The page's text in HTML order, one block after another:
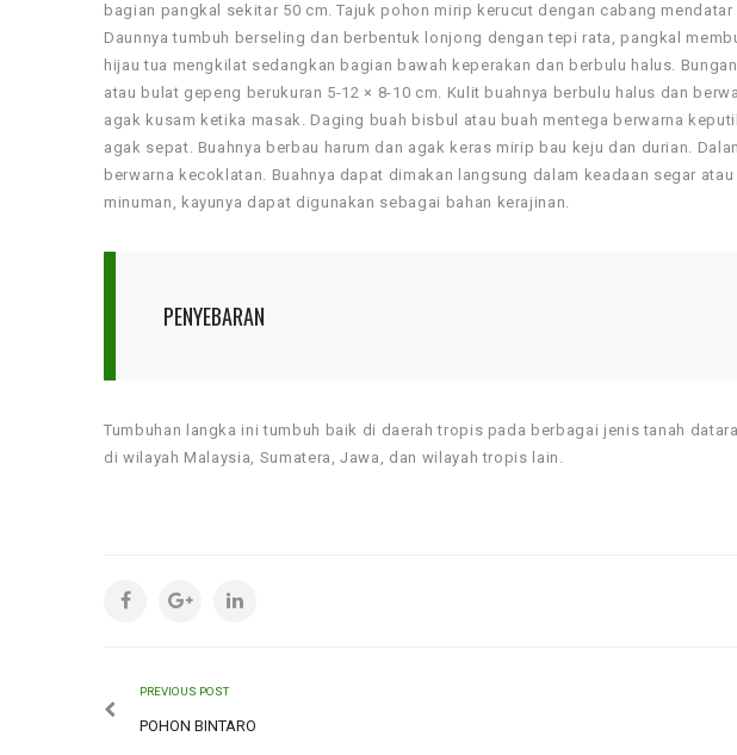
bagian pangkal sekitar 50 cm. Tajuk pohon mirip kerucut dengan cabang
Daunnya tumbuh berseling dan berbentuk lonjong dengan tepi rata, pangkal
hijau tua mengkilat sedangkan bagian bawah keperakan dan berbulu halus.
atau bulat gepeng berukuran 5-12 × 8-10 cm. Kulit buahnya berbulu halus dan
agak kusam ketika masak. Daging buah bisbul atau buah mentega berwarna
agak sepat. Buahnya berbau harum dan agak keras mirip bau keju dan durian.
berwarna kecoklatan. Buahnya dapat dimakan langsung dalam keadaan segar
minuman, kayunya dapat digunakan sebagai bahan kerajinan.
PENYEBARAN
Tumbuhan langka ini tumbuh baik di daerah tropis pada berbagai jenis tanah
di wilayah Malaysia, Sumatera, Jawa, dan wilayah tropis lain.
PREVIOUS POST
POHON BINTARO